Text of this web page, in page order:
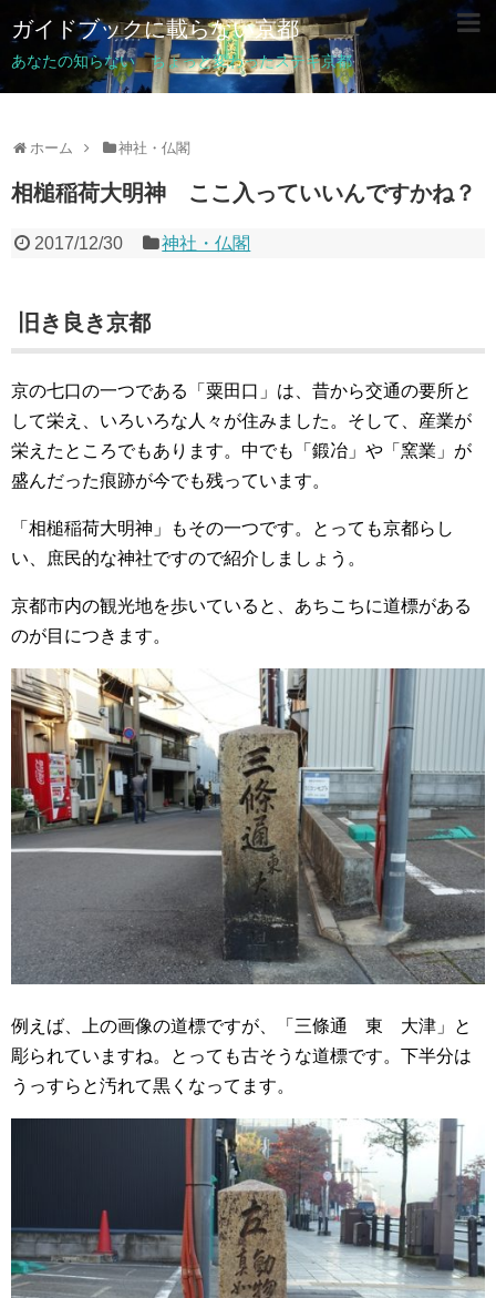
ガイドブックに載らない京都
あなたの知らない ちょっと変わったステキ京都
ホーム 神社・仏閣
相槌稲荷大明神 ここ入っていいんですかね？
2017/12/30 神社・仏閣
旧き良き京都
京の七口の一つである「粟田口」は、昔から交通の要所と
して栄え、いろいろな人々が住みました。そして、産業が
栄えたところでもあります。中でも「鍛冶」や「窯業」が
盛んだった痕跡が今でも残っています。
「相槌稲荷大明神」もその一つです。とっても京都らし
い、庶民的な神社ですので紹介しましょう。
京都市内の観光地を歩いていると、あちこちに道標がある
のが目につきます。
例えば、上の画像の道標ですが、「三條通 東 大津」と
彫られていますね。とっても古そうな道標です。下半分は
うっすらと汚れて黒くなってます。